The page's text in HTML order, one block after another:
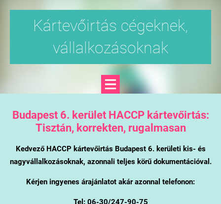
Kártevőirtás cégeknek,
vállalkozásoknak
Budapest 6. kerületHACCP kártevőirtás:
Tisztán, korrekten, rugalmasan
Kedvező HACCP kártevőirtás Budapest 6. kerületi kis- és
nagyvállalkozásoknak, azonnali teljes körű dokumentációval.
Kérjen ingyenes árajánlatot akár azonnal telefonon:
Tel: 06-30/247-90-75